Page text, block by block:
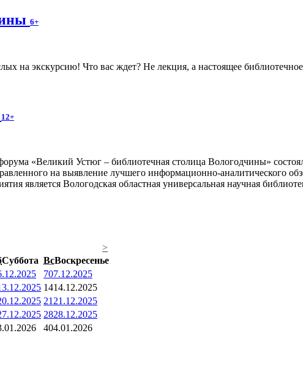
6+
на экскурсию! Что вас ждет? Не лекция, а настоящее библиотечное
12+
«Великий Устюг – библиотечная столица Вологодчины»
на выявление лучшего информационно-аналитического
является Вологодская областная универсальная научная
>
Суббота ВсВоскресенье
707.12.2025
1414.12.2025
21 21.12.2025
2828.12.2025
404.01.2026